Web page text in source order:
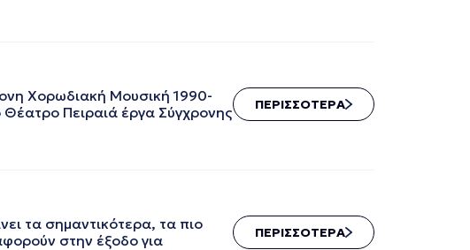
Χορωδιακή Μουσική 1990-
Πειραιά έργα Σύγχρονης
ΠΕΡΙΣΣΟΤΕΡΑ
τα σημαντικότερα, τα πιο
στην έξοδο για
ΠΕΡΙΣΣΟΤΕΡΑ